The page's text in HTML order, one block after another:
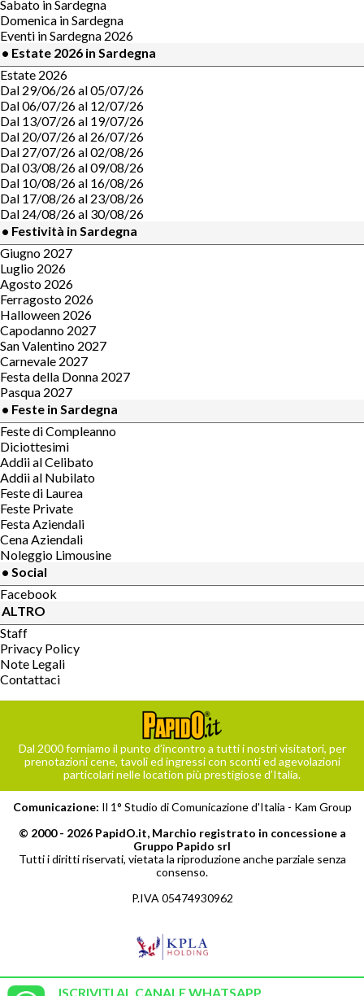
ISCRIVITI AL CANALE WHATSAPP
Sabato in Sardegna
Domenica in Sardegna
Eventi in Sardegna 2026
• Estate 2026 in Sardegna
Estate 2026
Dal 29/06/26 al 05/07/26
Dal 06/07/26 al 12/07/26
Dal 13/07/26 al 19/07/26
Dal 20/07/26 al 26/07/26
Dal 27/07/26 al 02/08/26
Dal 03/08/26 al 09/08/26
Dal 10/08/26 al 16/08/26
Dal 17/08/26 al 23/08/26
Dal 24/08/26 al 30/08/26
• Festività in Sardegna
Giugno 2027
Luglio 2026
Agosto 2026
Ferragosto 2026
Halloween 2026
Capodanno 2027
San Valentino 2027
Carnevale 2027
Festa della Donna 2027
Pasqua 2027
• Feste in Sardegna
Feste di Compleanno
Diciottesimi
Addii al Celibato
Addii al Nubilato
Feste di Laurea
Feste Private
Festa Aziendali
Cena Aziendali
Noleggio Limousine
• Social
Facebook
ALTRO
Staff
Privacy Policy
Note Legali
Contattaci
Dal 2000 forniamo il punto d’incontro a tutti i nostri visitatori, per
prenotazioni cene, tavoli ed ingressi con sconti ed agevolazioni
particolari nelle location più prestigiose d’Italia.
Comunicazione: Il 1° Studio di Comunicazione d'Italia - Kam Group
© 2000 - 2026 PapidO.it, Marchio registrato in concessione a
Gruppo Papido srl
Tutti i diritti riservati, vietata la riproduzione anche parziale senza
consenso.
P.IVA 05474930962